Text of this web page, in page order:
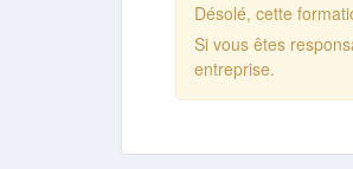
Désolé, cette
Si vous êtes
entreprise.